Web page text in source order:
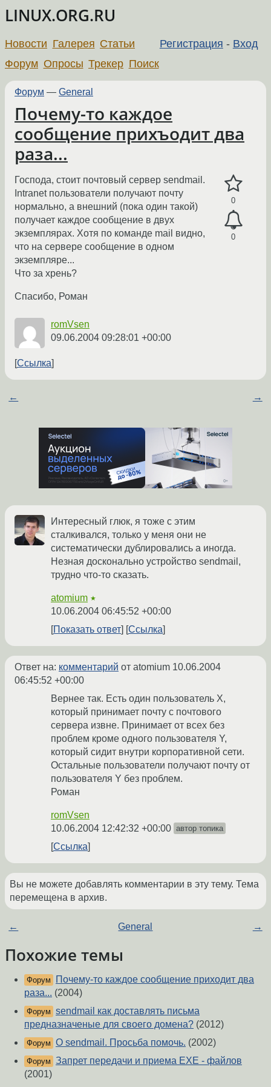
LINUX.ORG.RU
Регистрация - Вход
Новости Галерея Статьи
Форум Опросы Трекер Поиск
Форум — General
Почему-то каждое
сообщение прихъодит два
раза...
0
0
Господа, стоит почтовый сервер sendmail.
Intranet пользователи получают почту
нормально, а внешний (пока один такой)
получает каждое сообщение в двух
экземплярах. Хотя по команде mail видно,
что на сервере сообщение в одном
экземпляре...
Что за хрень?
Спасибо, Роман
romVsen
09.06.2004 09:28:01 +00:00
Ссылка
← →
Интересный глюк, я тоже с этим
сталкивался, только у меня они не
систематически дублировались а иногда.
Незная досконально устройство sendmail,
трудно что-то сказать.
atomium ★
10.06.2004 06:45:52 +00:00
Показать ответ
Ссылка
Ответ на: комментарий от atomium 10.06.2004
06:45:52 +00:00
Вернее так. Есть один пользователь Х,
который принимает почту с почтового
сервера извне. Принимает от всех без
проблем кроме одного пользователя Y,
который сидит внутри корпоративной сети.
Остальные пользователи получают почту от
пользователя Y без проблем.
Роман
romVsen
10.06.2004 12:42:32 +00:00 автор топика
Ссылка
Вы не можете добавлять комментарии в эту тему. Тема
перемещена в архив.
← General →
Похожие темы
Форум
Почему-то каждое сообщение приходит два
раза... (2004)
Форум sendmail как доставлять письма
предназначеные для своего домена? (2012)
Форум О sendmail. Просьба помочь. (2002)
Форум Запрет передачи и приема EXE - файлов
(2001)